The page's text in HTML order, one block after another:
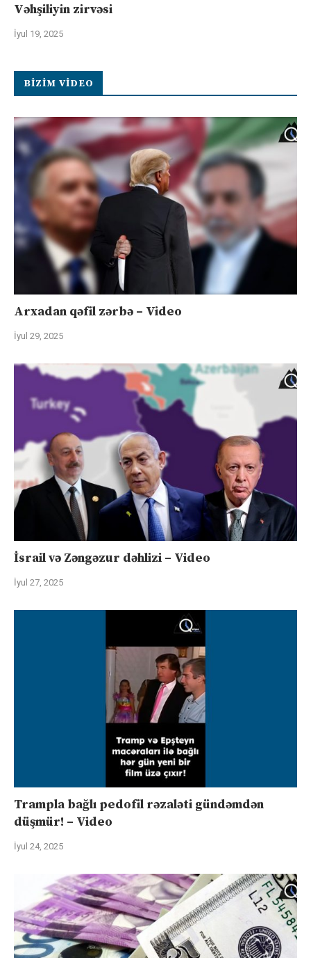
Vəhşiliyin zirvəsi
İyul 19, 2025
BIZIM VIDEO
Arxadan qəfil zərbə – Video
İyul 29, 2025
İsrail və Zəngəzur dəhlizi – Video
İyul 27, 2025
Trampla bağlı pedofil rəzaləti gündəmdən
düşmür! – Video
İyul 24, 2025